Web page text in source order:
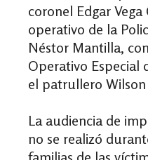
coronel Edgar
operativo de la
Néstor Mantilla,
Operativo Especial
el patrullero
La audiencia de
no se realizó